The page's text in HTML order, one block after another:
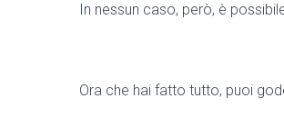
In nessun caso, però, è
Ora che hai fatto tutto, puoi